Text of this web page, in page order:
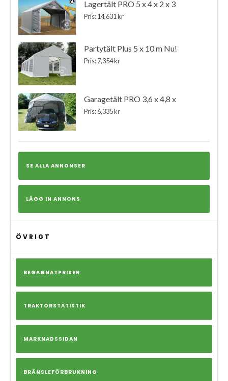
Lagertält PRO 5 x 4 x 2 x 3
Pris: 14,631 kr
Partytält Plus 5 x 10 m Nu!
Pris: 7,354 kr
Garagetält PRO 3,6 x 4,8 x
Pris: 6,335 kr
SE ALLA ANNONSER
LÄGG IN ANNONS
ÖVRIGT
BEGAGNATPRISER
TRAKTORSTATISTIK
MARKNADSSIDAN
BRÄNSLEFÖRBRUKNING